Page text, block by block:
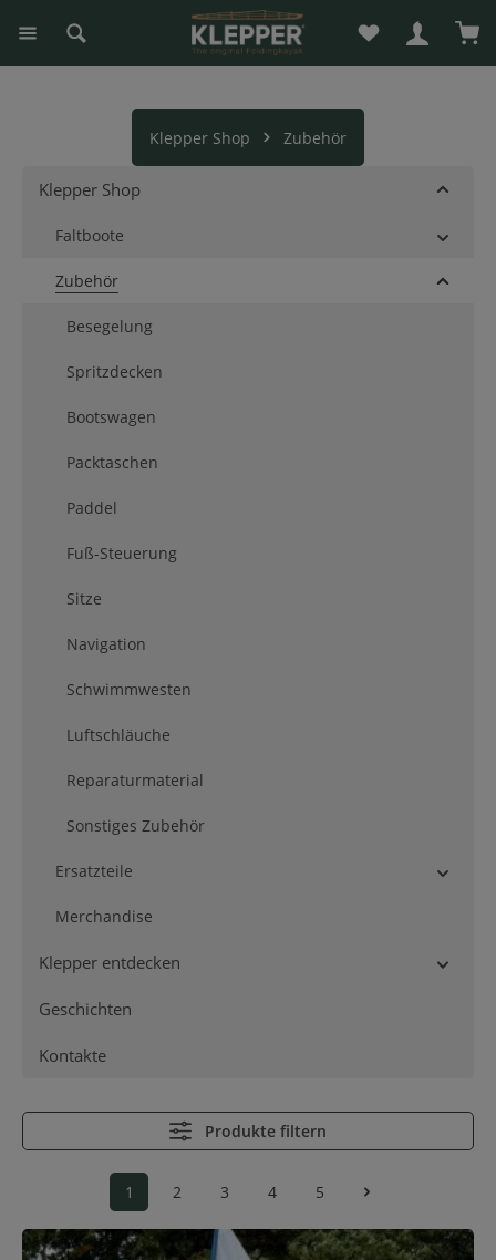
springen Du hast 0
Klepper Shop Zubehör
Klepper Shop
Faltboote
Zubehör
Besegelung
Spritzdecken
Bootswagen
Packtaschen
Paddel
Fuß-Steuerung
Sitze
Navigation
Schwimmwesten
Luftschläuche
Reparaturmaterial
Sonstiges Zubehör
Ersatzteile
Merchandise
Klepper entdecken
Geschichten
Kontakte
Produkte filtern
Seite
1 Seite
2 Seite
3 Seite
4 Seite
5